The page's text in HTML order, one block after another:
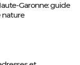
Garonne: guide
nature